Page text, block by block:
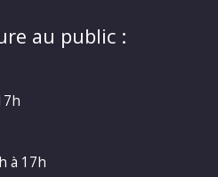
au public :
à 17h